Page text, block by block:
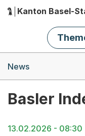
Hauptnavigation
Kanton Basel-
News
Basler
13.02.2026 - 08:30